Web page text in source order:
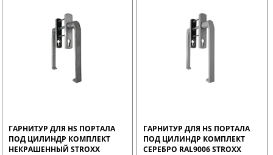
ГАРНИТУР ДЛЯ HS ПОРТАЛА
ПОД ЦИЛИНДР КОМПЛЕКТ
НЕКРАШЕННЫЙ STROXX
ГАРНИТУР ДЛЯ HS ПОРТАЛА
ПОД ЦИЛИНДР КОМПЛЕКТ
СЕРЕБРО RAL9006 STROXX